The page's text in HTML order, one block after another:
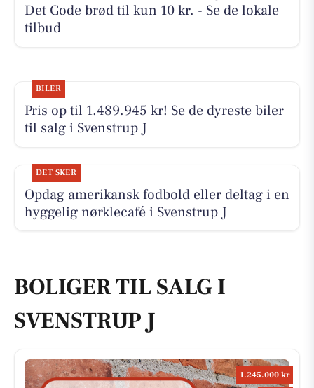
Det Gode brød til kun 10 kr. - Se de lokale
tilbud
BILER
Pris op til 1.489.945 kr! Se de dyreste biler
til salg i Svenstrup J
DET SKER
Opdag amerikansk fodbold eller deltag i en
hyggelig nørklecafé i Svenstrup J
BOLIGER TIL SALG I
SVENSTRUP J
1.245.000 kr